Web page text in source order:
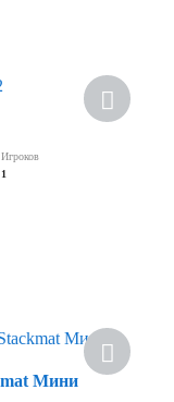
Игроков
1
Мини